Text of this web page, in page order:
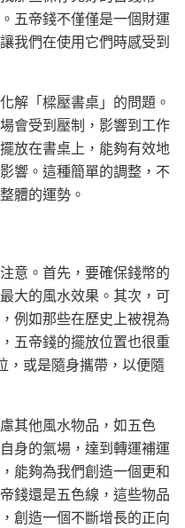
五帝錢不僅僅是一個財運
我們在使用它們時感受到
解「樑壓書桌」的問題。
會受到壓制，影響到工作
放在書桌上，能夠有效地
響。這種簡單的調整，不
體的運勢。
意。首先，要確保錢幣的
大的風水效果。其次，可
例如那些在歷史上被視為
五帝錢的擺放位置也很重
或是隨身攜帶，以便隨
其他風水物品，如五色
身的氣場，達到轉運補運
能夠為我們創造一個更和
錢還是五色線，這些物品
創造一個不斷增長的正向